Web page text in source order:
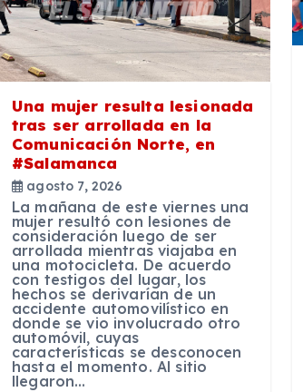
Una mujer resulta lesionada
tras ser arrollada en la
Comunicación Norte, en
#Salamanca
agosto 7, 2026
La mañana de este viernes una
mujer resultó con lesiones de
consideración luego de ser
arrollada mientras viajaba en
una motocicleta. De acuerdo
con testigos del lugar, los
hechos se derivarían de un
accidente automovilístico en
donde se vio involucrado otro
automóvil, cuyas
características se desconocen
hasta el momento. Al sitio
llegaron…